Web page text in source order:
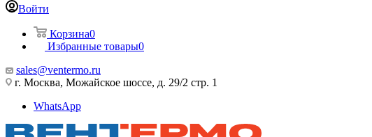
Войти
Корзина0
Избранные товары0
sales@ventermo.ru
г. Москва, Можайское шоссе, д. 29/2 стр. 1
WhatsApp